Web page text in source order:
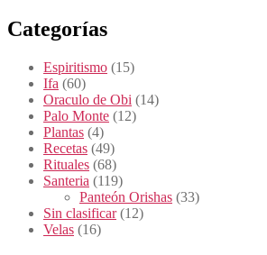
Categorías
Espiritismo (15)
Ifa (60)
Oraculo de Obi (14)
Palo Monte (12)
Plantas (4)
Recetas (49)
Rituales (68)
Santeria (119)
Panteón Orishas (33)
Sin clasificar(12)
Velas (16)